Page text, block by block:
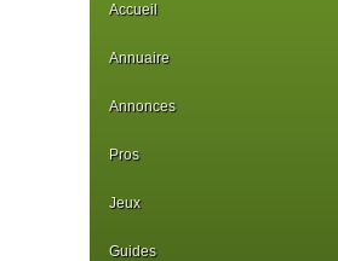
Accueil
Annuaire
Annonces
Pros
Jeux
Guides